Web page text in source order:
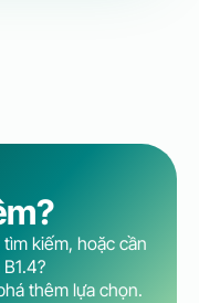
kiếm, hoặc cần
thêm lựa chọn.